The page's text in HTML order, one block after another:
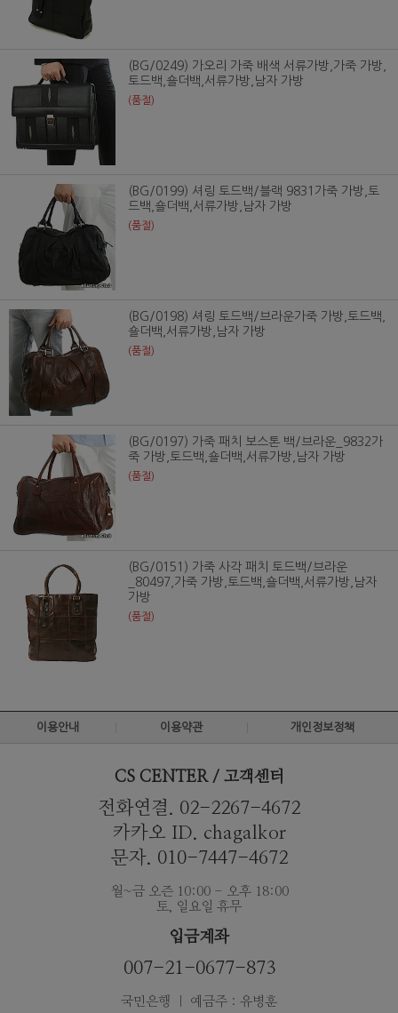
(BG/0249) 가오리 가죽 배색 서류가방,가죽 가방,
토드백,숄더백,서류가방,남자 가방
(품절)
(BG/0199) 셔링 토드백/블랙 9831가죽 가방,토
드백,숄더백,서류가방,남자 가방
(품절)
(BG/0198) 셔링 토드백/브라운가죽 가방,토드백,
숄더백,서류가방,남자 가방
(품절)
(BG/0197) 가죽 패치 보스톤 백/브라운_9832가
죽 가방,토드백,숄더백,서류가방,남자 가방
(품절)
(BG/0151) 가죽 사각 패치 토드백/브라운
_80497,가죽 가방,토드백,숄더백,서류가방,남자
가방
(품절)
이용안내 이용약관 개인정보정책
CS CENTER / 고객센터
전화연결. 02-2267-4672
카카오 ID. chagalkor
문자. 010-7447-4672
월~금 오즌 10:00 - 오후 18:00
토, 일요일 휴무
입금계좌
007-21-0677-873
국민은행 ｜ 예금주 : 유병훈